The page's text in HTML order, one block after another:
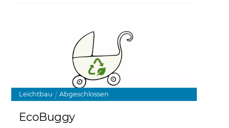
Leichtbau Abgeschlossen
EcoBuggy